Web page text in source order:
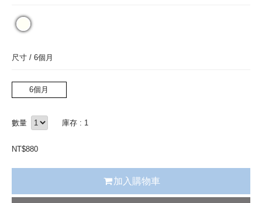
尺寸 / 6個月
6個月
數量 庫存 : 1
NT$880
加入購物車